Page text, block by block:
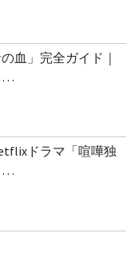
血」完全ガイド｜
…
ドラマ「喧嘩独
…